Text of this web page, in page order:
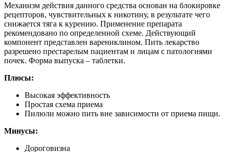
Механизм действия данного средства основан на блокировке
рецепторов, чувствительных к никотину, в результате чего
снижается тяга к курению. Применение препарата
рекомендовано по определенной схеме. Действующий
компонент представлен варениклином. Пить лекарство
разрешено престарелым пациентам и лицам с патологиями
почек. Форма выпуска – таблетки.
Плюсы:
Высокая эффективность
Простая схема приема
Пилюли можно пить вне зависимости от приема пищи.
Минусы:
Дороговизна